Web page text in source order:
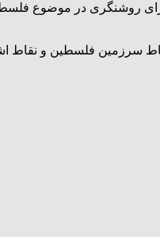
روشنگری در موضوع
سرزمین فلسطین و نقاط